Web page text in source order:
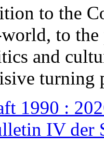
to the
to the
and
turning
1990 :
IV der